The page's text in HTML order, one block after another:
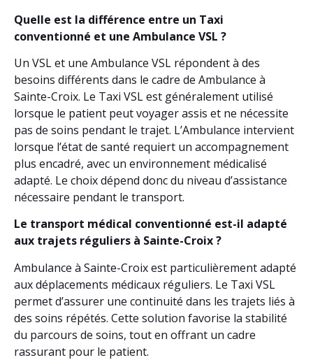
Quelle est la différence entre un Taxi
conventionné et une Ambulance VSL ?
Un VSL et une Ambulance VSL répondent à des
besoins différents dans le cadre de Ambulance à
Sainte-Croix. Le Taxi VSL est généralement utilisé
lorsque le patient peut voyager assis et ne nécessite
pas de soins pendant le trajet. L’Ambulance intervient
lorsque l’état de santé requiert un accompagnement
plus encadré, avec un environnement médicalisé
adapté. Le choix dépend donc du niveau d’assistance
nécessaire pendant le transport.
Le transport médical conventionné est-il adapté
aux trajets réguliers à Sainte-Croix ?
Ambulance à Sainte-Croix est particulièrement adapté
aux déplacements médicaux réguliers. Le Taxi VSL
permet d’assurer une continuité dans les trajets liés à
des soins répétés. Cette solution favorise la stabilité
du parcours de soins, tout en offrant un cadre
rassurant pour le patient.